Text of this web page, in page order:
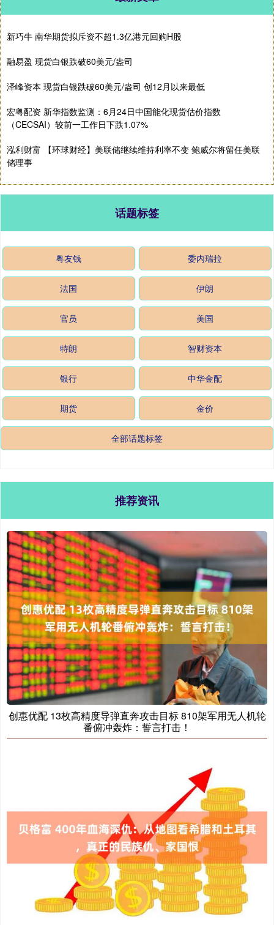
新巧牛 南华期货拟斥资不超1.3亿港元回购H股
融易盈 现货白银跌破60美元/盎司
泽峰资本 现货白银跌破60美元/盎司 创12月以来最低
宏粤配资 新华指数监测：6月24日中国能化现货估价指数
（CECSAI）较前一工作日下跌1.07%
泓利财富 【环球财经】美联储继续维持利率不变 鲍威尔将留任美联
储理事
话题标签
粤友钱 委内瑞拉
法国 伊朗
官员 美国
特朗 智财资本
银行 中华金配
期货 金价
全部话题标签
推荐资讯
创惠优配 13枚高精度导弹直奔攻击目标 810架军用无人机轮
番俯冲轰炸：誓言打击！